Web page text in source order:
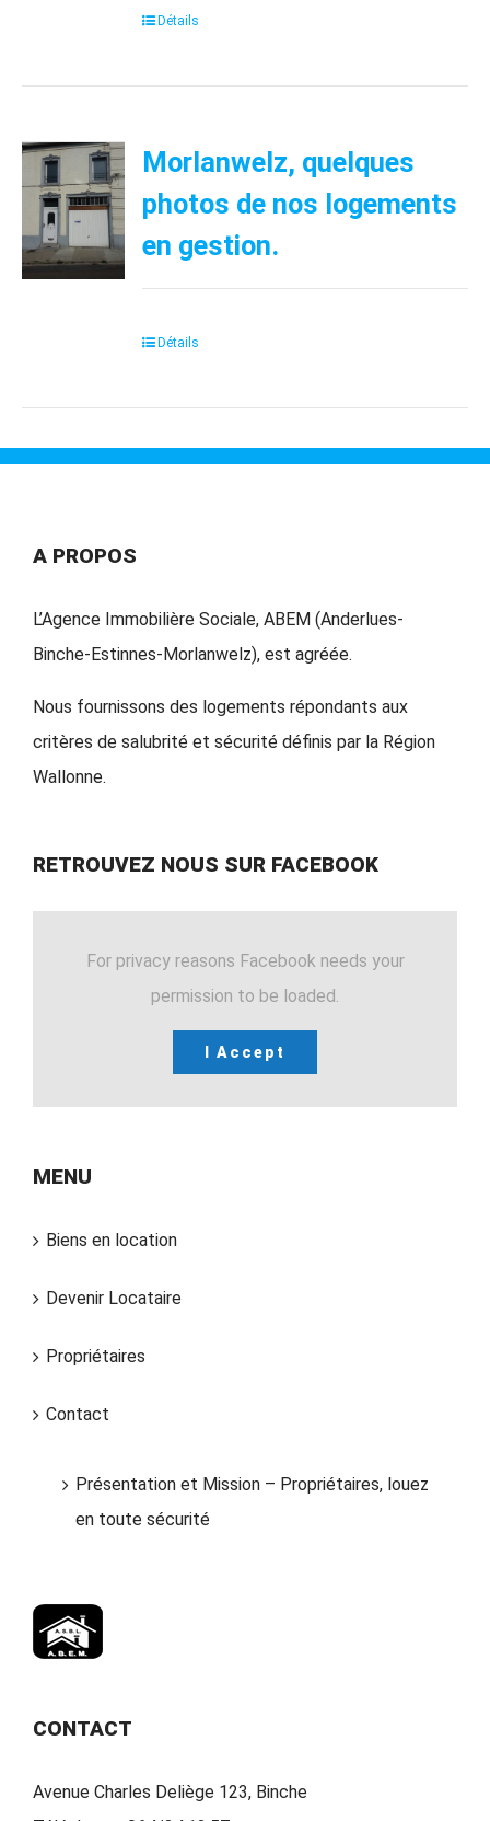
Détails
Morlanwelz, quelques
photos de nos logements
en gestion.
Détails
A PROPOS
L’Agence Immobilière Sociale, ABEM (Anderlues-
Binche-Estinnes-Morlanwelz), est agréée.
Nous fournissons des logements répondants aux
critères de salubrité et sécurité définis par la Région
Wallonne.
RETROUVEZ NOUS SUR FACEBOOK
For privacy reasons Facebook needs your
permission to be loaded.
I Accept
MENU
Biens en location
Devenir Locataire
Propriétaires
Contact
Présentation et Mission – Propriétaires, louez
en toute sécurité
CONTACT
Avenue Charles Deliège 123, Binche